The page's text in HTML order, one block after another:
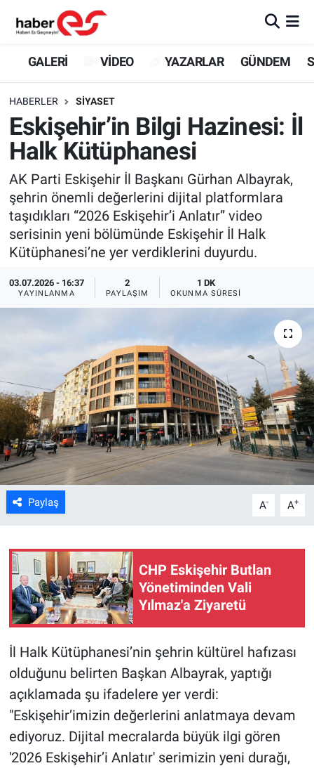
GALERİ VİDEO YAZARLAR GÜNDEM
HABERLER SİYASET
Eskişehir’in Bilgi Hazinesi: İl
Halk Kütüphanesi
AK Parti Eskişehir İl Başkanı Gürhan Albayrak,
şehrin önemli değerlerini dijital platformlara
taşıdıkları “2026 Eskişehir’i Anlatır” video
serisinin yeni bölümünde Eskişehir İl Halk
Kütüphanesi’ne yer verdiklerini duyurdu.
03.07.2026 - 16:37
YAYINLANMA
2
PAYLAŞIM
1 DK
OKUNMA SÜRESI
Paylaş A- A+
CHP Eskişehir Butlan
Yönetiminden Vali
Yılmaz'a Ziyaretü
İl Halk Kütüphanesi’nin şehrin kültürel hafızası
olduğunu belirten Başkan Albayrak, yaptığı
açıklamada şu ifadelere yer verdi:
"Eskişehir’imizin değerlerini anlatmaya devam
ediyoruz. Dijital mecralarda büyük ilgi gören
'2026 Eskişehir’i Anlatır' serimizin yeni durağı,
GALERİ
YAZARLAR
GÜNDEM
SİYASET
TEKNOLOJİ
SPOR
Eskişehir Nöbetçi Eczaneler
Eskişehir Trafik Yoğunluk Haritası
Süper Lig Puan Durumu ve Fikstür
Tüm Manşetler
Son Dakika Haberleri